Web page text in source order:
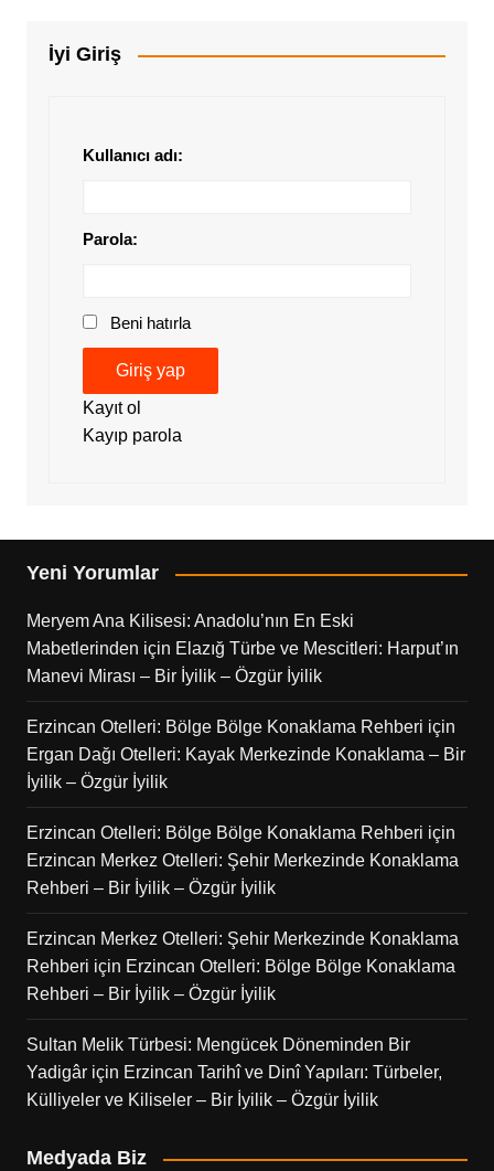
İyi Giriş
Kullanıcı adı:
Parola:
Beni hatırla
Giriş yap
Kayıt ol
Kayıp parola
Yeni Yorumlar
Meryem Ana Kilisesi: Anadolu’nın En Eski
Mabetlerinden için Elazığ Türbe ve Mescitleri: Harput’ın
Manevi Mirası – Bir İyilik – Özgür İyilik
Erzincan Otelleri: Bölge Bölge Konaklama Rehberi için
Ergan Dağı Otelleri: Kayak Merkezinde Konaklama – Bir
İyilik – Özgür İyilik
Erzincan Otelleri: Bölge Bölge Konaklama Rehberi için
Erzincan Merkez Otelleri: Şehir Merkezinde Konaklama
Rehberi – Bir İyilik – Özgür İyilik
Erzincan Merkez Otelleri: Şehir Merkezinde Konaklama
Rehberi için Erzincan Otelleri: Bölge Bölge Konaklama
Rehberi – Bir İyilik – Özgür İyilik
Sultan Melik Türbesi: Mengücek Döneminden Bir
Yadigâriçin Erzincan Tarihî ve Dinî Yapıları: Türbeler,
Külliyeler ve Kiliseler – Bir İyilik – Özgür İyilik
Medyada Biz